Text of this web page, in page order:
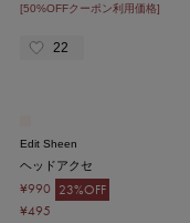
[50%OFFクーポン利用価格]
22
Edit Sheen
ヘッドアクセ
¥990 23%OFF
¥495